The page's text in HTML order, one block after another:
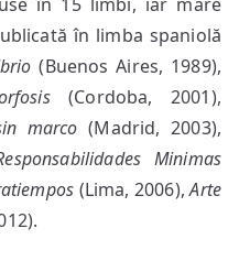
în limba spaniolă
(Buenos Aires, 1989),
(Cordoba, 2001),
marco (Madrid, 2003),
Minimas
(Lima, 2006),Arte